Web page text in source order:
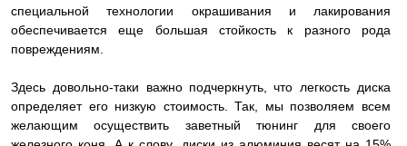
специальной технологии окрашивания и лакирования
обеспечивается еще большая стойкость к разного рода
повреждениям.
Здесь довольно-таки важно подчеркнуть, что легкость диска
определяет его низкую стоимость. Так, мы позволяем всем
желающим осуществить заветный тюнинг для своего